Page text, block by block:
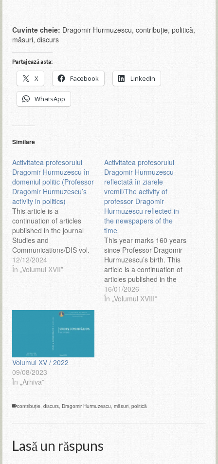
Cuvinte cheie: Dragomir Hurmuzescu, contribuție, politică,
măsuri, discurs
Partajează asta:
X Facebook LinkedIn
WhatsApp
Similare
Activitatea profesorului
Dragomir Hurmuzescu în
domeniul politic (Professor
Dragomir Hurmuzescu’s
activity in politics)
This article is a
continuation of articles
published in the journal
Studies and
Communications/DIS vol.
XV/2022 and vol.VI/2023
and in the ACADEMICA
Academy, out of a
personal desire to evoke
the memory of a great
Romanian Professor,
appreciated not only at…
12/12/2024
În „Volumul XVII”
Activitatea profesorului
Dragomir Hurmuzescu
reflectată în ziarele
vremii/The activity of
professor Dragomir
Hurmuzescu reflected in
the newspapers of the
time
This year marks 160 years
since Professor Dragomir
Hurmuzescu’s birth. This
article is a continuation of
articles published in the
journals Studies and
Communications/DHS, vol.
16/01/2026
În „Volumul XVIII”
Volumul XV / 2022
09/08/2023
În „Arhiva”
contribuție discurs Dragomir Hurmuzescu măsuri politică
Lasă un răspuns